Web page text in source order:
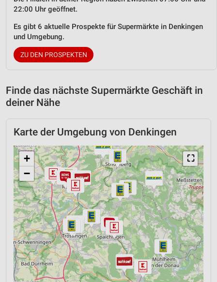
22:00 Uhr geöffnet.
Es gibt 6 aktuelle Prospekte für Supermärkte in Denkingen
und Umgebung.
ZU DEN PROSPEKTEN
Finde das nächste Supermärkte Geschäft in
deiner Nähe
Karte der Umgebung von Denkingen
⛶
+
−